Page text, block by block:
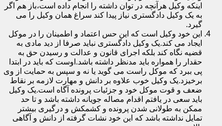
اینکه وکیل هرآنچه در توان داشته را انجام داده است،باز هم اگر
به یک وکیل دادگستری نیاز پیدا کند سراغ همان وکیل را می
گیرد.
این خود وکیل است که این حس اعتماد و اطمینان را در موکل
ایجاد می کند.یک وکیل دادگستری نباید صرفا از دید مادی به
قضیه نگاه کند بلکه اجرای قانون و عدالت و رسیدن حق به
حقدار را همواره باید مدنظر داشته باشد.اوست که باید در ابتدا
پی ببرد که موکل راست می گوید یا نه و سپس به حمایت از وی
برخیزد.یک وکیل خوب علاوه بر دانش و مهارت لازمه بر نقاط
ضعف و قوت موکل خود و جزئیات پرونده آگاه است.یک وکیل
باید سعی در یافتم اقدام مصاله جویانه داشته باشد و تا حد
ممکن به طولانی شدن پرونده و کشمکش و درگیری بیشتر
تمایل نداشته باشد که این خود نشات گرفته از دانش و آگاهی